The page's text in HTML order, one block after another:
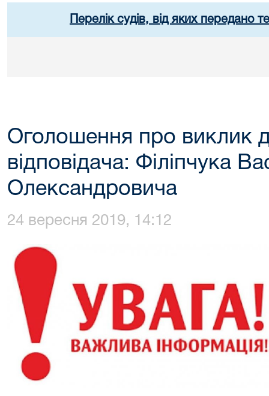
Перелік судів, від яких передано
Оголошення про виклик
відповідача: Філіпчука
Олександровича
24 вересня 2019, 14:12